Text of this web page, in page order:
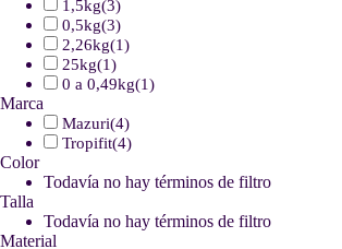
1,5kg(3)
0,5kg(3)
2,26kg(1)
25kg(1)
0 a 0,49kg(1)
Marca
Mazuri(4)
Tropifit(4)
Color
Todavía no hay términos de filtro
Talla
Todavía no hay términos de filtro
Material